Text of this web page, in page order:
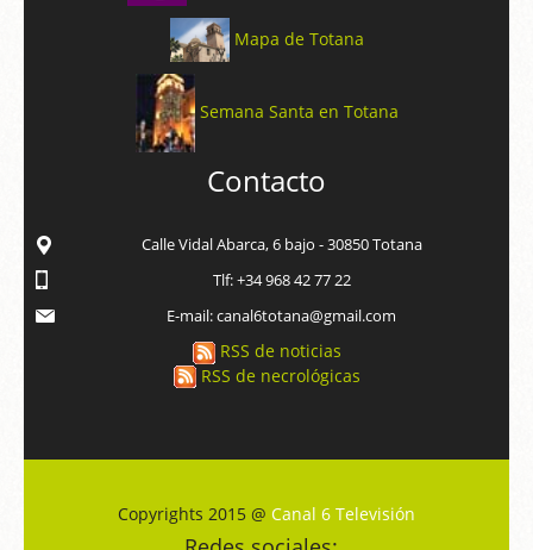
Mapa de Totana
Semana Santa en Totana
Contacto
Calle Vidal Abarca, 6 bajo - 30850 Totana
Tlf: +34 968 42 77 22
E-mail: canal6totana@gmail.com
RSS de noticias
RSS de necrológicas
Copyrights 2015 @ Canal 6 Televisión